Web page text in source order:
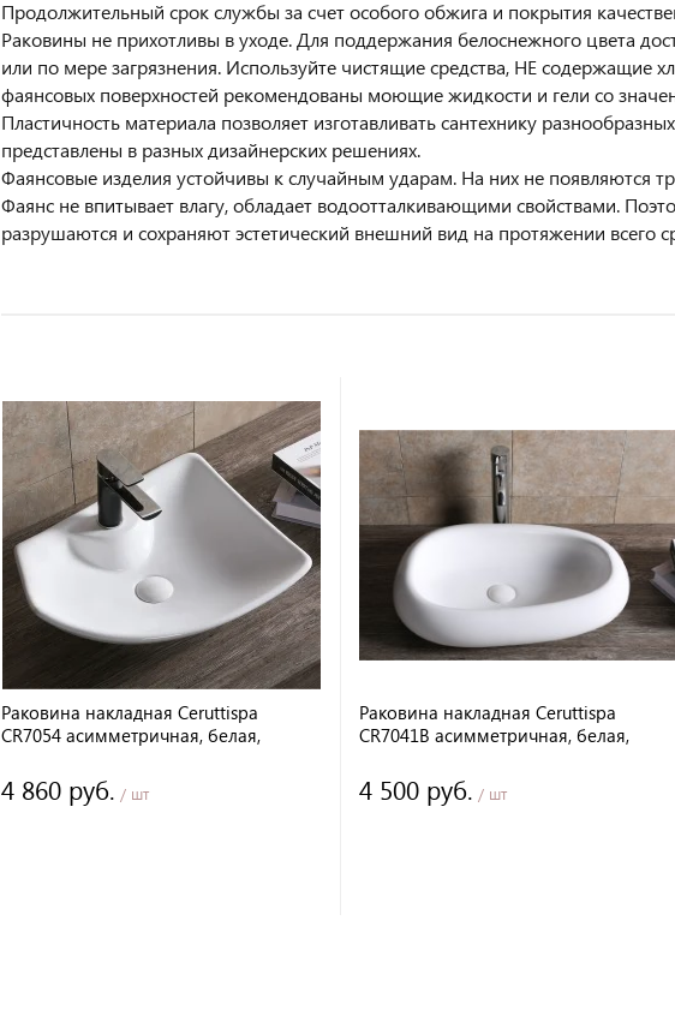
Продолжительный срок службы за счет особого обжига и покрытия
Раковины не прихотливы в уходе. Для поддержания белоснежного цвета
или по мере загрязнения. Используйте чистящие средства, НЕ содержащие
фаянсовых поверхностей рекомендованы моющие жидкости и гели со
Пластичность материала позволяет изготавливать сантехнику
представлены в разных дизайнерских решениях.
Фаянсовые изделия устойчивы к случайным ударам. На них не появляются
Фаянс не впитывает влагу, обладает водоотталкивающими свойствами.
разрушаются и сохраняют эстетический внешний вид на протяжении всего
Раковина накладная Ceruttispa
CR7054 асимметричная, белая,
4 860 руб. / шт
Раковина накладная Ceruttispa
CR7041B асимметричная, белая,
4 500 руб. / шт